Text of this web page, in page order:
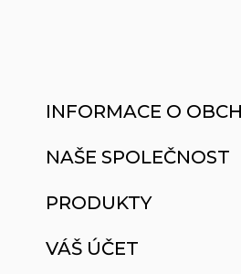
INFORMACE O
NAŠE SPOLEČNOST
PRODUKTY
VÁŠ ÚČET